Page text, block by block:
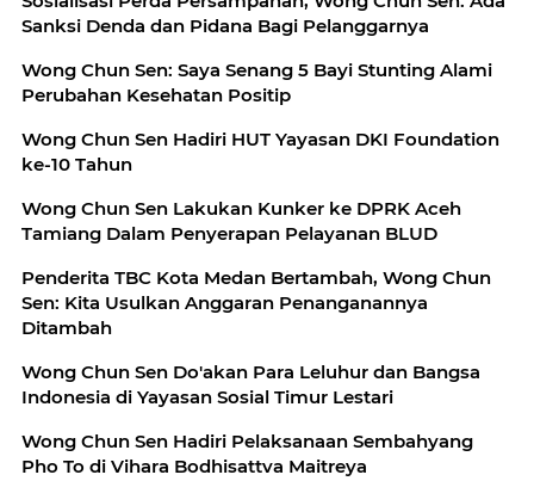
Sanksi Denda dan Pidana Bagi Pelanggarnya
Wong Chun Sen: Saya Senang 5 Bayi Stunting Alami
Perubahan Kesehatan Positip
Wong Chun Sen Hadiri HUT Yayasan DKI Foundation
ke-10 Tahun
Wong Chun Sen Lakukan Kunker ke DPRK Aceh
Tamiang Dalam Penyerapan Pelayanan BLUD
Penderita TBC Kota Medan Bertambah, Wong Chun
Sen: Kita Usulkan Anggaran Penanganannya
Ditambah
Wong Chun Sen Do'akan Para Leluhur dan Bangsa
Indonesia di Yayasan Sosial Timur Lestari
Wong Chun Sen Hadiri Pelaksanaan Sembahyang
Pho To di Vihara Bodhisattva Maitreya